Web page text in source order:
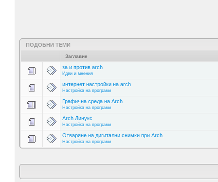
ПОДОБНИ ТЕМИ
Заглавие
за и против arch
Идеи и мнения
интернет настройки на arch
Настройка на програми
Графична среда на Arch
Настройка на програми
Arch Линукс
Настройка на програми
Отваряне на дигитални снимки при Arch.
Настройка на програми